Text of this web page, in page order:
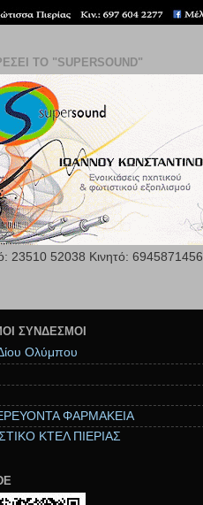
ΤΟ "SUPERSOUND"
23510 52038 Κινητό: 6945871456
ΣΥΝΔΕΣΜΟΙ
Ολύμπου
ΦΑΡΜΑΚΕΙΑ
ΚΤΕΛ ΠΙΕΡΙΑΣ